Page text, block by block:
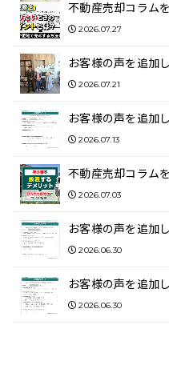
不動産売却コラム
2026.07.27
お客様の声を追加
2026.07.21
お客様の声を追加
2026.07.13
不動産売却コラム
2026.07.03
お客様の声を追加
2026.06.30
お客様の声を追加
2026.06.30